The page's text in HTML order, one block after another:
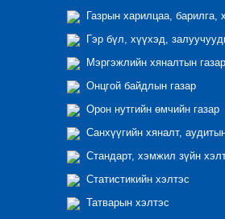
Газрын харилцаа, барилга,
Гэр бүл, хүүхэд,
Мэргэжлийн хяналтын
Онцгой байдлын газар
Орон нутгийн өмчийн газар
Санхүүгийн хяналт,
Стандарт, хэмжил зүйн
Статистикийн хэлтэс
Татварын хэлтэс